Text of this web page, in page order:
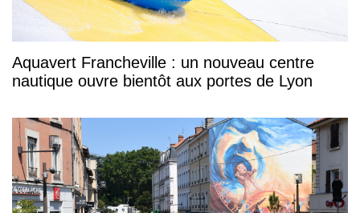
Aquavert Francheville : un nouveau centre
nautique ouvre bientôt aux portes de Lyon